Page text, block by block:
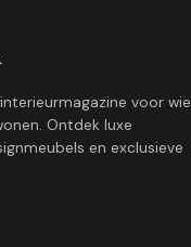
voor wie
Ontdek luxe
en exclusieve